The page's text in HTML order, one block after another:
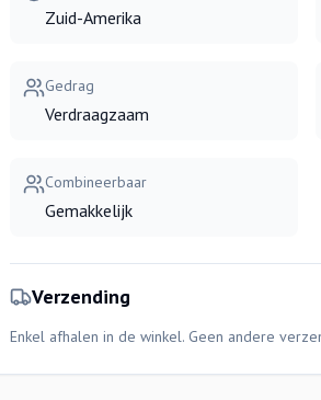
Zuid-Amerika
Gedrag
Verdraagzaam
Combineerbaar
Gemakkelijk
Verzending
Enkel afhalen in de winkel. Geen andere